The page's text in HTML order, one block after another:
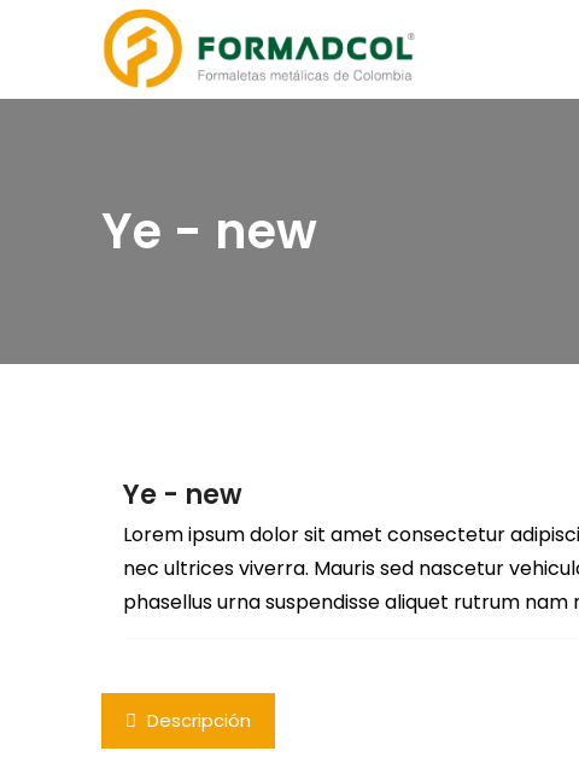
Ye - new
Ye - new
Lorem ipsum dolor sit amet consectetur
nec ultrices viverra. Mauris sed nascetur
phasellus urna suspendisse aliquet rutrum nam
Descripción